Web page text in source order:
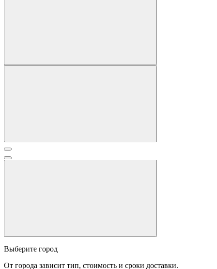
Выберите город
От города зависит тип, стоимость и сроки доставки.